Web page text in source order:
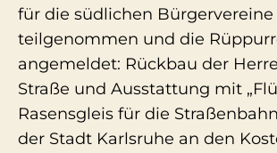
für die südlichen Bürgervereine
teilgenommen und die
angemeldet: Rückbau der
Straße und Ausstattung mit
Rasensgleis für die
der Stadt Karlsruhe an den